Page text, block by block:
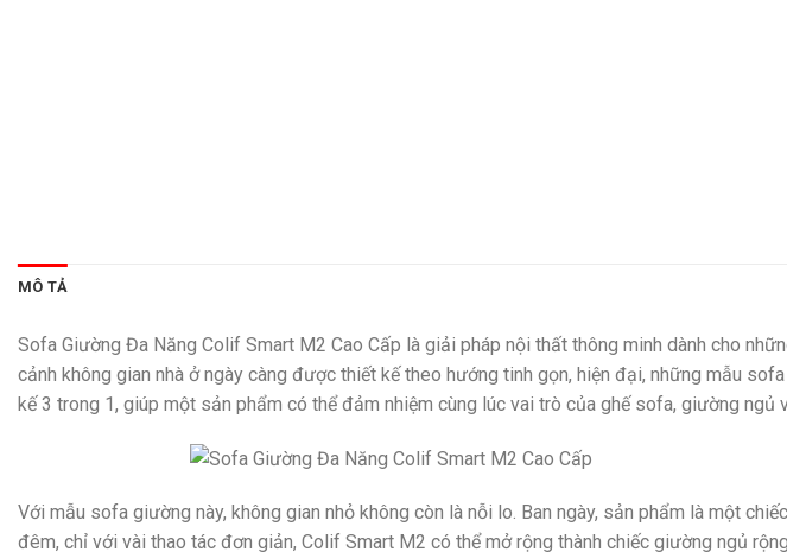
MÔ TẢ
Sofa Giường Đa Năng Colif Smart M2 Cao Cấp là giải pháp nội thất thông minh dành cho
cảnh không gian nhà ở ngày càng được thiết kế theo hướng tinh gọn, hiện đại, những mẫu
kế 3 trong 1, giúp một sản phẩm có thể đảm nhiệm cùng lúc vai trò của ghế sofa, giường ngủ
Với mẫu sofa giường này, không gian nhỏ không còn là nỗi lo. Ban ngày, sản phẩm là một
đêm, chỉ với vài thao tác đơn giản, Colif Smart M2 có thể mở rộng thành chiếc giường ngủ